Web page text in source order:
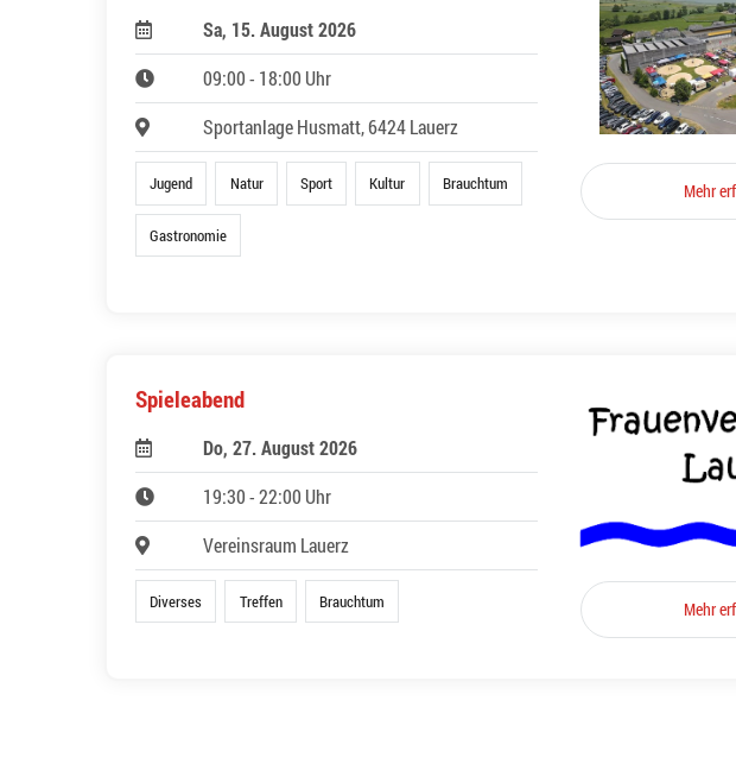
Sa, 15. August 2026
09:00 - 18:00 Uhr
Sportanlage Husmatt, 6424 Lauerz
Jugend Natur Sport Kultur Brauchtum
Gastronomie
Mehr
Spieleabend
Do, 27. August 2026
19:30 - 22:00 Uhr
Vereinsraum Lauerz
Diverses Treffen Brauchtum Mehr